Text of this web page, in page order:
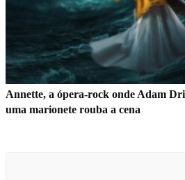
Annette, a ópera-rock onde Adam
uma marionete rouba a cena